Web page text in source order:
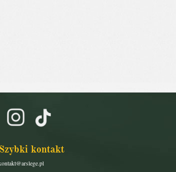
kontakt